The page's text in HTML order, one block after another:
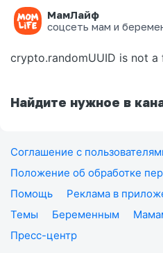
МамЛайф
соцсеть мам и
Ошибка на
crypto.randomUUID is not a
Найдите нужное в
Соглашение с
Положение об обработке
Помощь
Реклама в
Темы
Беременным
Пресс-центр